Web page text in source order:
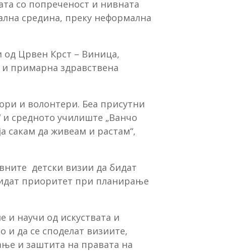
со попреченост и нивната
средина, преку неформална
од Црвен Крст – Виница,
примарна здравствена
и волонтери. Беа присутни
средното училиште „Ванчо
сакам да живеам и растам“,
детски визии да бидат
приоритет при планирање
и научи од искуствата и
и да се споделат визиите,
и заштита на правата на